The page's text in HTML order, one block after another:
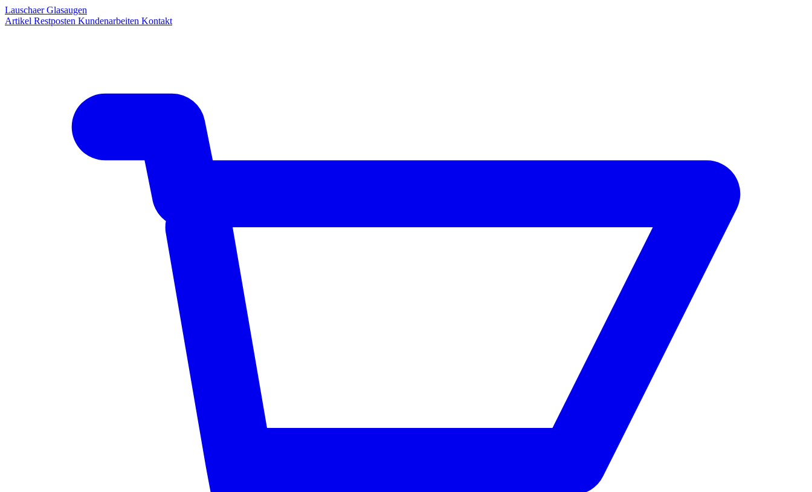
Lauschaer Glasaugen
Artikel Restposten Kundenarbeiten Kontakt